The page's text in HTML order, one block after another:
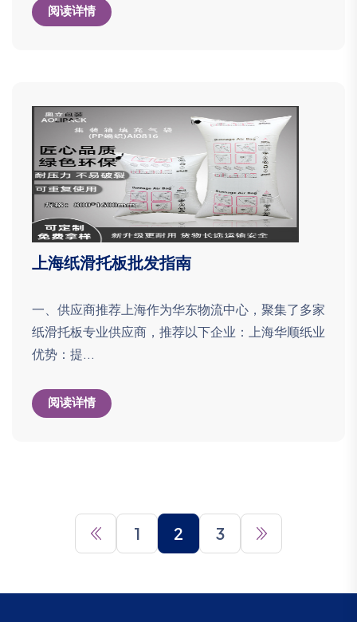
阅读详情
上海纸滑托板批发指南
一、供应商推荐上海作为华东物流中心，聚集了多家
纸滑托板专业供应商，推荐以下企业：上海华顺纸业
优势：提...
阅读详情
1 2 3